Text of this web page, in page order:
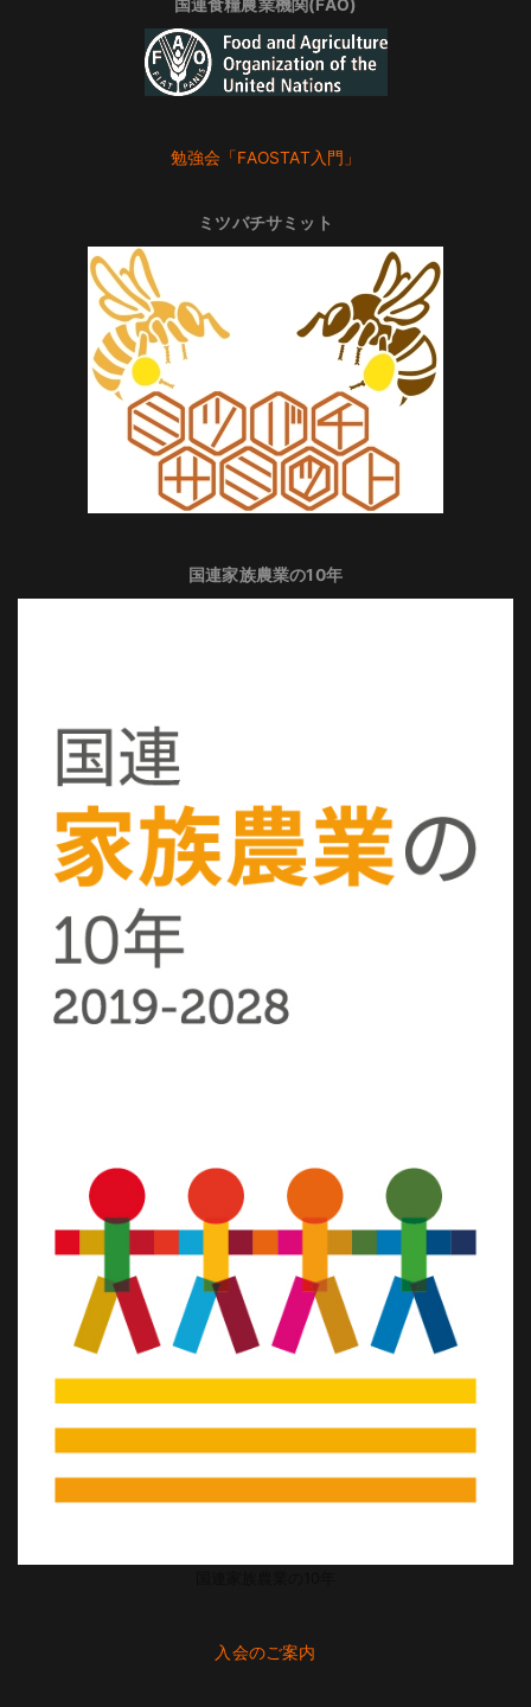
国連食糧農業機関(FAO)
勉強会「FAOSTAT入門」
ミツバチサミット
国連家族農業の10年
入会のご案内